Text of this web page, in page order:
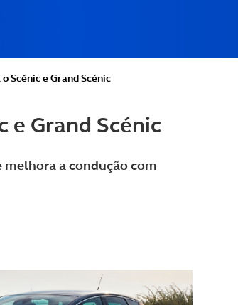
Scénic e Grand Scénic
e Grand Scénic
melhora a condução com